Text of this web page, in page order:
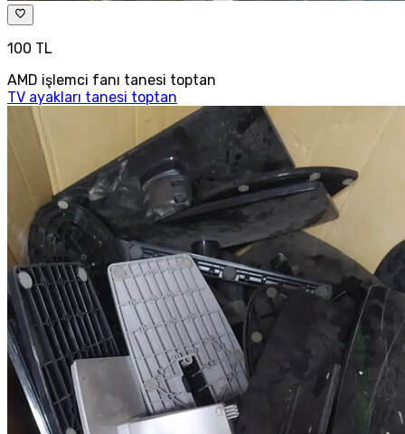
100 TL
AMD işlemci fanı tanesi toptan
TV ayakları tanesi toptan